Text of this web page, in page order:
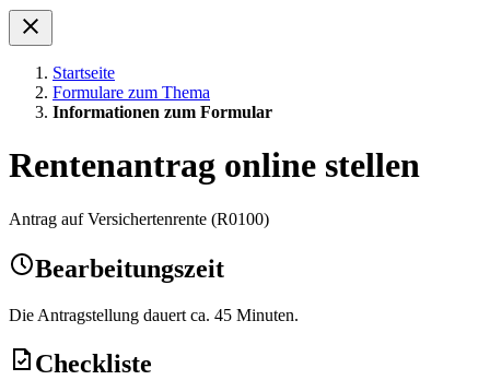
Startseite
Formulare zum Thema
Informationen zum Formular
Rentenantrag online stellen
Antrag auf Versichertenrente (R0100)
Bearbeitungszeit
Die Antragstellung dauert ca. 45 Minuten.
Checkliste